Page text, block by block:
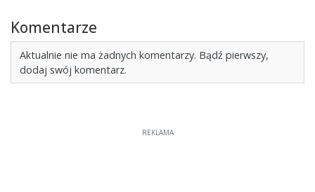
Komentarze
Aktualnie nie ma żadnych komentarzy. Bądź pierwszy,
dodaj swój komentarz.
REKLAMA